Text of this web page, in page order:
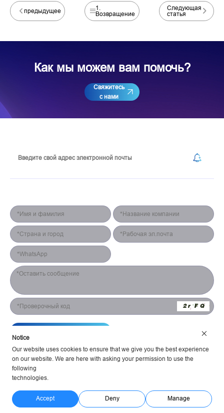
предыдущее
1.
Возвращение
Следующая
статья
Как мы можем вам помочь?
Свяжитесь
с нами
Политика конфиденциальности
Питание Huahanlink
Notice
Our website uses cookies to ensure that we give you the best experience
on our website. We are here with asking your permission to use the
following
technologies.
Accept Deny Manage